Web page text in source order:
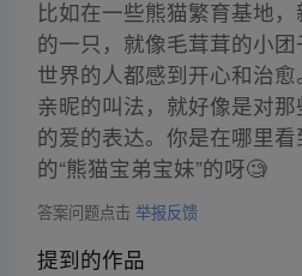
比如在一些熊猫繁育基地
的一只，就像毛茸茸的小
世界的人都感到开心和治愈
亲昵的叫法，就好像是对
的爱的表达。你是在哪里
的“熊猫宝弟宝妹”的呀🧐
答案问题点击 举报反馈
提到的作品